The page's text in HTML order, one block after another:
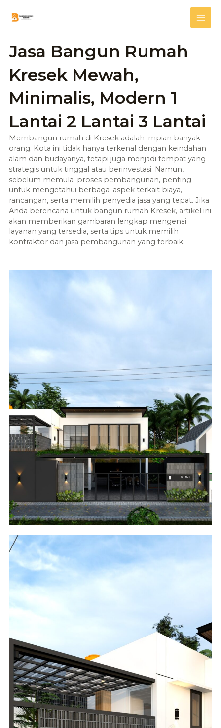
Jasa Bangun Rumah
Kresek Mewah,
Minimalis, Modern 1
Lantai 2 Lantai 3 Lantai
Membangun rumah di Kresek adalah impian banyak
orang. Kota ini tidak hanya terkenal dengan keindahan
alam dan budayanya, tetapi juga menjadi tempat yang
strategis untuk tinggal atau berinvestasi. Namun,
sebelum memulai proses pembangunan, penting
untuk mengetahui berbagai aspek terkait biaya,
rancangan, serta memilih penyedia jasa yang tepat. Jika
Anda berencana untuk bangun rumah Kresek, artikel ini
akan memberikan gambaran lengkap mengenai
layanan yang tersedia, serta tips untuk memilih
kontraktor dan jasa pembangunan yang terbaik.